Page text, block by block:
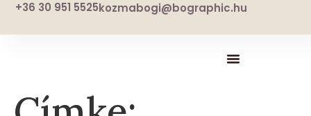
+36 30 951 5525kozmabogi@bographic.hu